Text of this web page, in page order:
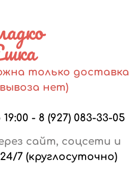
только доставка
нет)
- 8 (927) 083-33-05
сайт, соцсети и
24/7 (круглосуточно)